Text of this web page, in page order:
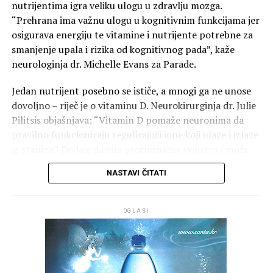
vrijedi i za muškarce i za žene. Problem je što previše
alkohola, osobito kod muškaraca, može ometati izvedbu.
Jednostavno pokušajte izbjegavati prekomjerno pijenje,
što je savjet koji vrijedi i inače u životu.”
nutrijentima igra veliku ulogu u zdravlju mozga.
“Prehrana ima važnu ulogu u kognitivnim funkcijama jer
osigurava energiju te vitamine i nutrijente potrebne za
smanjenje upala i rizika od kognitivnog pada”, kaže
neurologinja dr. Michelle Evans za Parade.
Jedan nutrijent posebno se ističe, a mnogi ga ne unose
dovoljno – riječ je o vitaminu D. Neurokirurginja dr. Julie
Pilitsis objašnjava: “Vitamin D pomaže neuronima da
pravilno funkcioniraju regulirajući ione koji ulaze i izlaze
pomoći u uklanjanju beta-amiloida povezanog s
Alzheimerovom bolešću. “Kod teškog nedostatka
vitamina D rizik od razvoja demencije se udvostručuje”,
Nikad nije kasno početi brinuti o zdravlju mozga
Nažalost, nedostatak vitamina D vrlo je čest, osobito kod
starijih osoba. “Čak polovica starijih odraslih osoba nema
NASTAVI ČITATI
OGLASI